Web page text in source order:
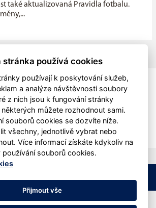
také aktualizovaná Pravidla fotbalu.
je chráněn podle autorského zákona a jeho
stránka používá cookies
používají k poskytování služeb,
a analýze návštěvnosti soubory
z nich jsou k fungování stránky
některých můžete rozhodnout sami.
souborů cookies se dozvíte níže.
všechny, jednotlivě vybrat nebo
Více informací získáte kdykoliv na
používání souborů cookies.
Přijmout vše